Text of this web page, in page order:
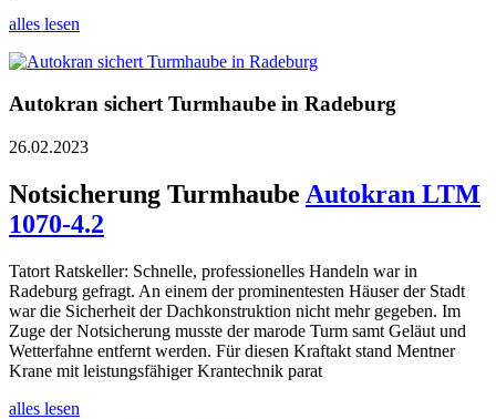
alles lesen
Autokran sichert Turmhaube in Radeburg
26.02.2023
Notsicherung Turmhaube Autokran LTM
1070-4.2
Tatort Ratskeller: Schnelle, professionelles Handeln war in
Radeburg gefragt. An einem der prominentesten Häuser der Stadt
war die Sicherheit der Dachkonstruktion nicht mehr gegeben. Im
Zuge der Notsicherung musste der marode Turm samt Geläut und
Wetterfahne entfernt werden. Für diesen Kraftakt stand Mentner
Krane mit leistungsfähiger Krantechnik parat
alles lesen